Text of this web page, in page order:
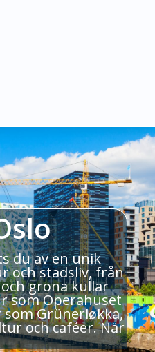
du av en unik
och stadsliv, från
gröna kullar
som Operahuset
som Grünerløkka,
och caféer. När